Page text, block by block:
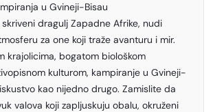
u Gvineji-Bisau
dragulj Zapadne Afrike, nudi
za one koji traže avanturu i mir.
krajolicima, bogatom biološkom
kulturom, kampiranje u Gvineji-
kao nijedno drugo. Zamislite da
valova koji zapljuskuju obalu, okruženi